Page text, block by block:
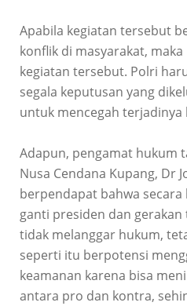
Apabila kegiatan tersebut
konflik di masyarakat,
kegiatan tersebut. Polri
segala keputusan yang
untuk mencegah terjadinya
Adapun, pengamat hukum
Nusa Cendana Kupang, Dr
berpendapat bahwa
ganti presiden dan gerakan
tidak melanggar hukum,
seperti itu berpotensi
keamanan karena bisa
antara pro dan kontra,